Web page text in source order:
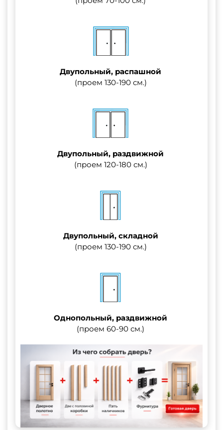
Двупольный, распашной
(проем 130-190 см.)
Двупольный, раздвижной
(проем 120-180 см.)
Двупольный, складной
(проем 130-190 см.)
Однопольный, раздвижной
(проем 60-90 см.)